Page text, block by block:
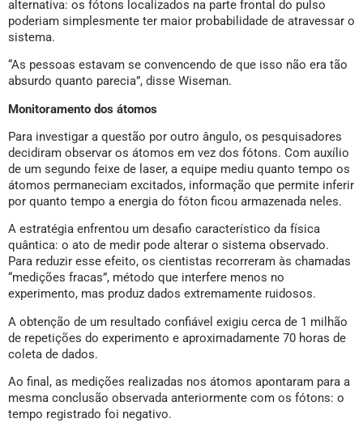
alternativa: os fótons localizados na parte frontal do pulso
poderiam simplesmente ter maior probabilidade de atravessar o
sistema.
“As pessoas estavam se convencendo de que isso não era tão
absurdo quanto parecia”, disse Wiseman.
Monitoramento dos átomos
Para investigar a questão por outro ângulo, os pesquisadores
decidiram observar os átomos em vez dos fótons. Com auxílio
de um segundo feixe de laser, a equipe mediu quanto tempo os
átomos permaneciam excitados, informação que permite inferir
por quanto tempo a energia do fóton ficou armazenada neles.
A estratégia enfrentou um desafio característico da física
quântica: o ato de medir pode alterar o sistema observado.
Para reduzir esse efeito, os cientistas recorreram às chamadas
“medições fracas”, método que interfere menos no
experimento, mas produz dados extremamente ruidosos.
A obtenção de um resultado confiável exigiu cerca de 1 milhão
de repetições do experimento e aproximadamente 70 horas de
coleta de dados.
Ao final, as medições realizadas nos átomos apontaram para a
mesma conclusão observada anteriormente com os fótons: o
tempo registrado foi negativo.